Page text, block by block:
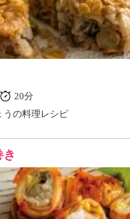
20分
うの料理レシピ